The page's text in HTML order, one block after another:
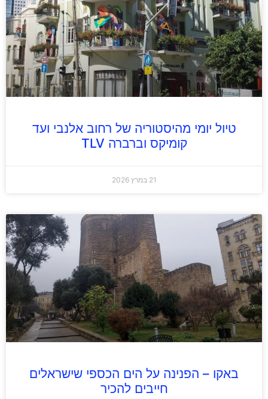
טיול יומי מהיסטוריה של רחוב אלנבי ועד
קומיקס וברברה TLV
21 במרץ 2026
באקו – הפנינה על הים הכספי שישראלים
חייבים להכיר